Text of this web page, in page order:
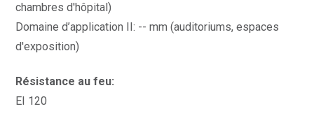
chambres d'hôpital)
Domaine d’application II: -- mm (auditoriums, espaces
d'exposition)
Résistance au feu:
EI 120